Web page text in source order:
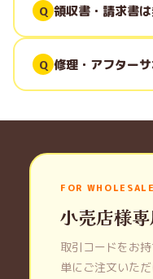
領収書・請求書
修理・アフター
FOR WHOLESALE
小売店様
取引コードをお
単にご注文いただ